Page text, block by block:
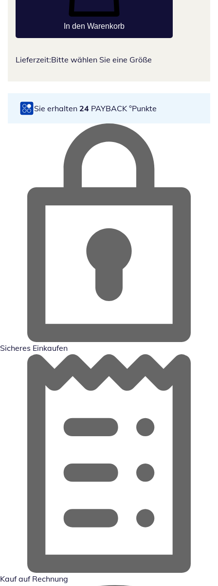
In den Warenkorb
Lieferzeit:Bitte wählen Sie eine Größe
Sie erhalten 24 PAYBACK °Punkte
Sicheres Einkaufen
Kauf auf Rechnung